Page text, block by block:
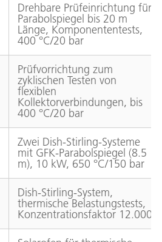
Drehbare Prüfeinrichtung für
Parabolspiegel bis 20 m
Länge, Komponententests,
400 °C/20 bar
Prüfvorrichtung zum
zyklischen Testen von
flexiblen
Kollektorverbindungen, bis
400 °C/20 bar
Zwei Dish-Stirling-Systeme
mit GFK-Parabolspiegel (8.5
m), 10 kW, 650 °C/150 bar
Dish-Stirling-System,
thermische Belastungstests,
Konzentrationsfaktor 12.000